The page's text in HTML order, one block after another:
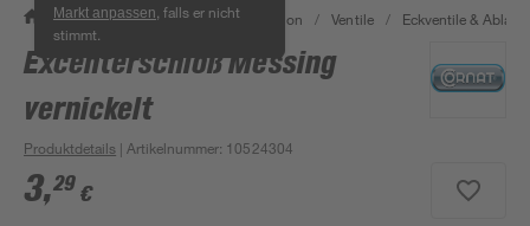
Markt anpassen , falls er nicht
stimmt.
/ Bad & Sanitär / Sanitärinstallation / Ventile / Eckventile &
Excenterschloß Messing
vernickelt
Produktdetails | Artikelnummer: 10524304
3,29 €